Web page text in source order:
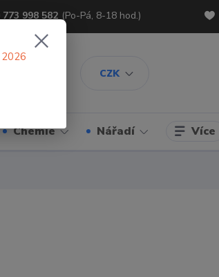
CZK
773 998 582 (Po-Pá, 8-18 hod.)
Chemie Nářadí Více